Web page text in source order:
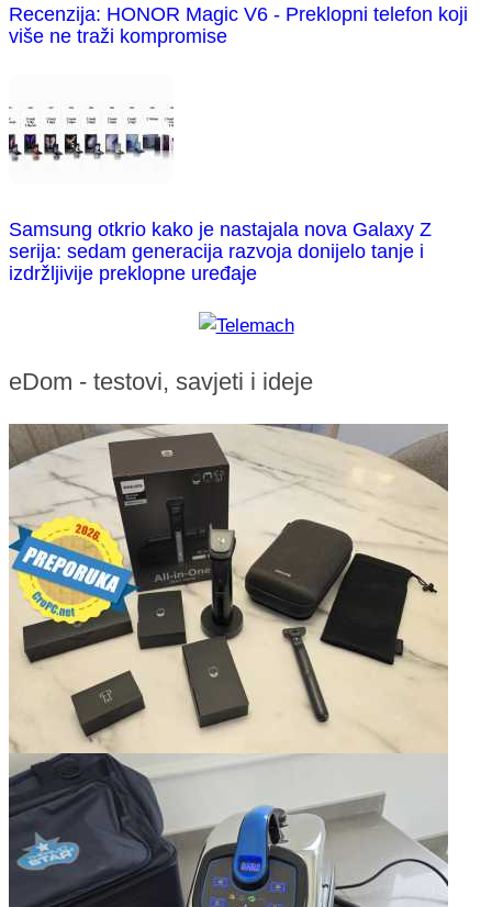
Recenzija: HONOR Magic V6 - Preklopni telefon koji
više ne traži kompromise
Samsung otkrio kako je nastajala nova Galaxy Z
serija: sedam generacija razvoja donijelo tanje i
izdržljivije preklopne uređaje
eDom - testovi, savjeti i ideje